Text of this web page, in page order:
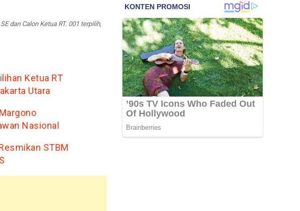
dan Calon Ketua RT. 001 terpilih,
Ketua RT
Utara
Nasional
STBM